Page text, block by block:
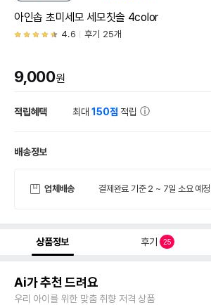
아인솝 초미세모 세모칫솔 4color
4.6 후기 25개
9,000원
적립혜택 최대150점 적립
배송정보
업체배송 결제완료 기준 2 ~ 7일 소요 예정
상품정보 후기 25
Ai가 추천 드려요
우리 아이를 위한 맞춤 취향 저격 상품